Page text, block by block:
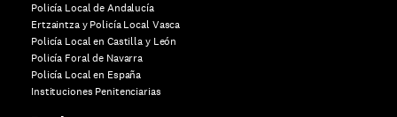
Policía Local de Andalucía
Ertzaintza y Policía Local Vasca
Policía Local en Castilla y León
Policía Foral de Navarra
Policía Local en España
Instituciones Penitenciarias